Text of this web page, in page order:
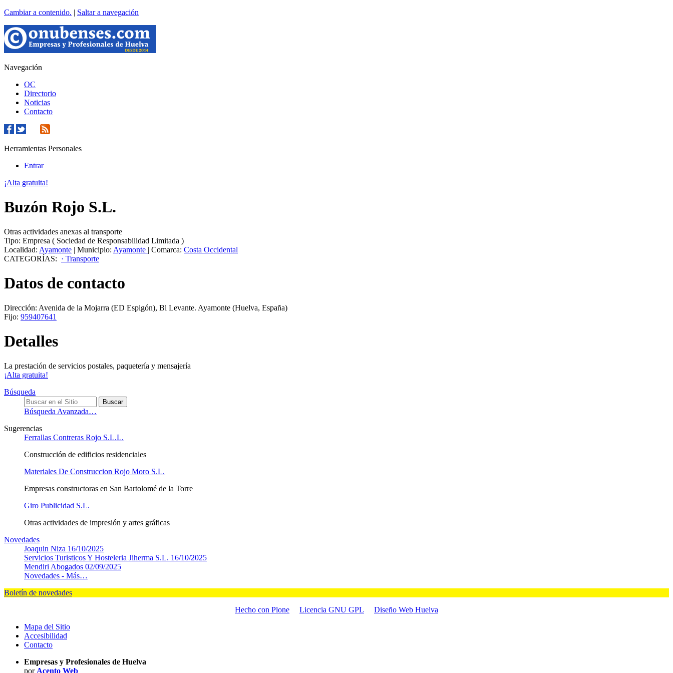
Cambiar a contenido. | Saltar a navegación
Navegación
OC
Directorio
Noticias
Contacto
Herramientas Personales
Entrar
¡Alta gratuita!
Buzón Rojo S.L.
Otras actividades anexas al transporte
Tipo: Empresa ( Sociedad de Responsabilidad Limitada )
Localidad: Ayamonte | Municipio: Ayamonte | Comarca: Costa Occidental
CATEGORÍAS: · Transporte
Datos de contacto
Dirección: Avenida de la Mojarra (ED Espigón), Bl Levante. Ayamonte (Huelva, España)
Fijo: 959407641
Detalles
La prestación de servicios postales, paquetería y mensajería
¡Alta gratuita!
Búsqueda
Búsqueda Avanzada…
Sugerencias
Ferrallas Contreras Rojo S.L.L.
Construcción de edificios residenciales
Materiales De Construccion Rojo Moro S.L.
Empresas constructoras en San Bartolomé de la Torre
Giro Publicidad S.L.
Otras actividades de impresión y artes gráficas
Novedades
Joaquin Niza 16/10/2025
Servicios Turisticos Y Hosteleria Jiherma S.L. 16/10/2025
Mendiri Abogados 02/09/2025
Novedades - Más…
Boletín de novedades
Hecho con Plone
Licencia GNU GPL
Diseño Web Huelva
Mapa del Sitio
Accesibilidad
Contacto
Empresas y Profesionales de Huelva
por Acento Web